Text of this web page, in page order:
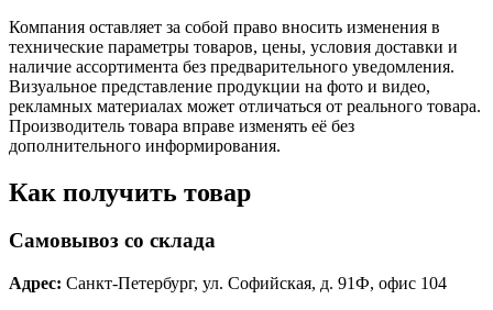
Компания оставляет за собой право вносить изменения в
технические параметры товаров, цены, условия доставки и
наличие ассортимента без предварительного уведомления.
Визуальное представление продукции на фото и видео,
рекламных материалах может отличаться от реального товара.
Производитель товара вправе изменять её без
дополнительного информирования.
Как получить товар
Самовывоз со склада
Адрес: Санкт-Петербург, ул. Софийская, д. 91Ф, офис 104